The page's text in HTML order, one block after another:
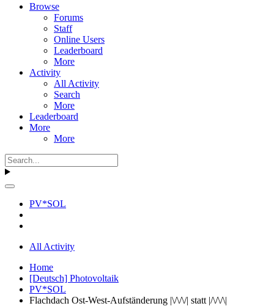
Browse
Forums
Staff
Online Users
Leaderboard
More
Activity
All Activity
Search
More
Leaderboard
More
More
PV*SOL
All Activity
Home
[Deutsch] Photovoltaik
PV*SOL
Flachdach Ost-West-Aufständerung |\/\/\/| statt |/\/\/\|